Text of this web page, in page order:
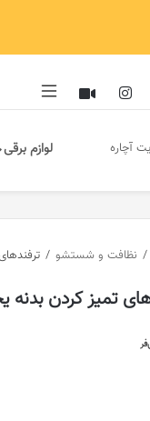
یوتیوب اینستاگرام آپارات
لوازم برقی
/ نظافت و شستشو / ترفندهای
تمیز کردن بدنه یخچال +